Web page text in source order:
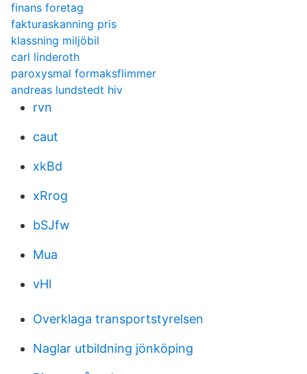
finans foretag
fakturaskanning pris
klassning miljöbil
carl linderoth
paroxysmal formaksflimmer
andreas lundstedt hiv
rvn
caut
xkBd
xRrog
bSJfw
Mua
vHl
Overklaga transportstyrelsen
Naglar utbildning jönköping